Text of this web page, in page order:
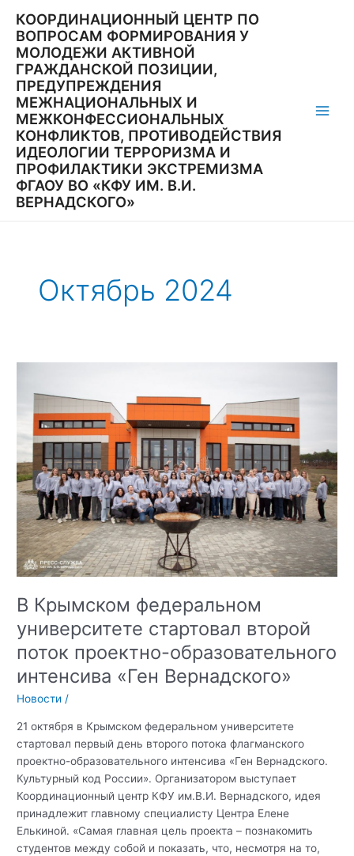
содержимому
КООРДИНАЦИОННЫЙ ЦЕНТР ПО
ВОПРОСАМ ФОРМИРОВАНИЯ У
МОЛОДЕЖИ АКТИВНОЙ
ГРАЖДАНСКОЙ ПОЗИЦИИ,
ПРЕДУПРЕЖДЕНИЯ
МЕЖНАЦИОНАЛЬНЫХ И
МЕЖКОНФЕССИОНАЛЬНЫХ
КОНФЛИКТОВ, ПРОТИВОДЕЙСТВИЯ
ИДЕОЛОГИИ ТЕРРОРИЗМА И
ПРОФИЛАКТИКИ ЭКСТРЕМИЗМА
ФГАОУ ВО «КФУ ИМ. В.И.
ВЕРНАДСКОГО»
Октябрь 2024
В Крымском федеральном
университете стартовал второй
поток проектно-образовательного
интенсива «Ген Вернадского»
Новости /
21 октября в Крымском федеральном университете
стартовал первый день второго потока флагманского
проектно-образовательного интенсива «Ген Вернадского.
Культурный код России». Организатором выступает
Координационный центр КФУ им.В.И. Вернадского, идея
принадлежит главному специалисту Центра Елене
Елькиной. «Самая главная цель проекта – познакомить
студентов между собой и показать, что, несмотря на то,